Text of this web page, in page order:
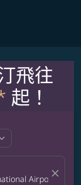
飛往
起！
Airportclose